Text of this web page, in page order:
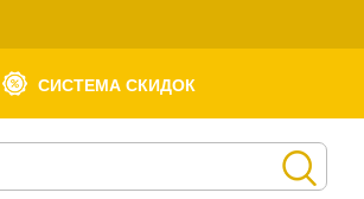
СИСТЕМА СКИДОК